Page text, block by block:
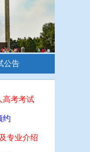
公告
高考考试
约
专业介绍